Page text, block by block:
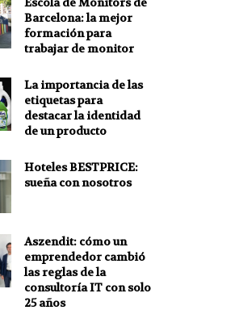
Barcelona: la mejor
formación para
trabajar de monitor
La importancia de las
etiquetas para
destacar la identidad
de un producto
Hoteles BESTPRICE:
sueña con nosotros
Aszendit: cómo un
emprendedor cambió
las reglas de la
consultoría IT con solo
25 años